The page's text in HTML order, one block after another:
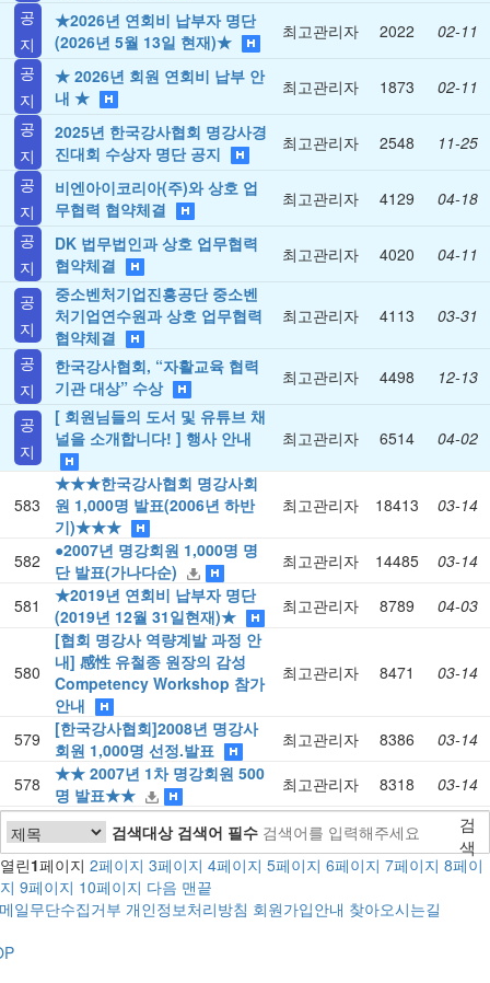
공
지
★2026년 연회비 납부자 명단
(2026년 5월 13일 현재)★
최고관리자 2022
02-11
공
지
★ 2026년 회원 연회비 납부 안
내 ★
최고관리자 1873
02-11
공
지
2025년 한국강사협회 명강사경
진대회 수상자 명단 공지
최고관리자 2548
11-25
공
지
비엔아이코리아(주)와 상호 업
무협력 협약체결
최고관리자 4129
04-18
공
지
DK 법무법인과 상호 업무협력
협약체결
최고관리자 4020 04-11
공
지
중소벤처기업진흥공단 중소벤
처기업연수원과 상호 업무협력
협약체결
최고관리자 4113 03-31
공
지
한국강사협회, “자활교육 협력
기관 대상” 수상
최고관리자 4498 12-13
공
지
[ 회원님들의 도서 및 유튜브 채
널을 소개합니다! ] 행사 안내
최고관리자 6514 04-02
583
★★★한국강사협회 명강사회
원 1,000명 발표(2006년 하반
기)★★★
최고관리자 18413 03-14
582
●2007년 명강회원 1,000명 명
단 발표(가나다순)
최고관리자 14485 03-14
581
★2019년 연회비 납부자 명단
(2019년 12월 31일현재)★
최고관리자 8789 04-03
580
[협회 명강사 역량계발 과정 안
내] 感性 유철종 원장의 감성
Competency Workshop 참가
안내
최고관리자 8471 03-14
579
[한국강사협회]2008년 명강사
회원 1,000명 선정.발표
최고관리자 8386 03-14
578
★★ 2007년 1차 명강회원 500
명 발표★★
최고관리자 8318 03-14
검색대상 검색어 필수
검
색
열린1페이지 2페이지 3페이지 4페이지 5페이지 6페이지 7페이지 8페이
지 9페이지 10페이지 다음 맨끝
일무단수집거부 개인정보처리방침 회원가입안내 찾아오시는길